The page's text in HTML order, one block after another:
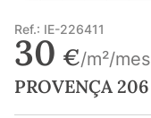
Ref.: IE-226411
30 €/m²/mes
PROVENÇA 206